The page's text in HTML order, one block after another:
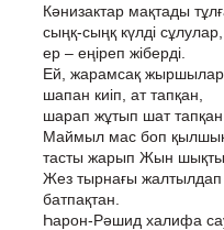
Кәнизактар мақтады
сыңқ-сыңқ күлді сұлулар,
ер – еңіреп жіберді.
Ей, жарамсақ жыршылар,
шапан киіп, ат тапқан,
шарап жұтып шат
Маймыл мас боп
тасты жарып Жын шықты,
Жез тырнағы
батпақтан.
Һарон-Рәшид халифа